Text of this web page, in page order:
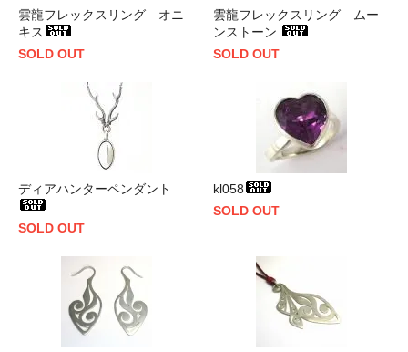
雲龍フレックスリング オニ
キス
SOLD OUT
雲龍フレックスリング ムー
ンストーン
SOLD OUT
ディアハンターペンダント
SOLD OUT
kl058
SOLD OUT